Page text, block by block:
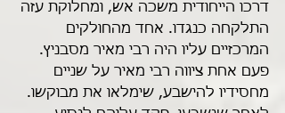
דרכו הייחודית משכה אש, ומחלוקת עזה
התלקחה כנגדו. אחד מהחולקים
המרכזיים עליו היה רבי מאיר מסבניץ.
פעם אחת ציווה רבי מאיר על שניים
מחסידיו להישבע, שימלאו את מבוקשו.